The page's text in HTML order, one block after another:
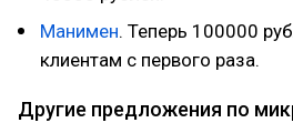
Манимен. Теперь 100000
клиентам с первого раза.
Другие предложения по